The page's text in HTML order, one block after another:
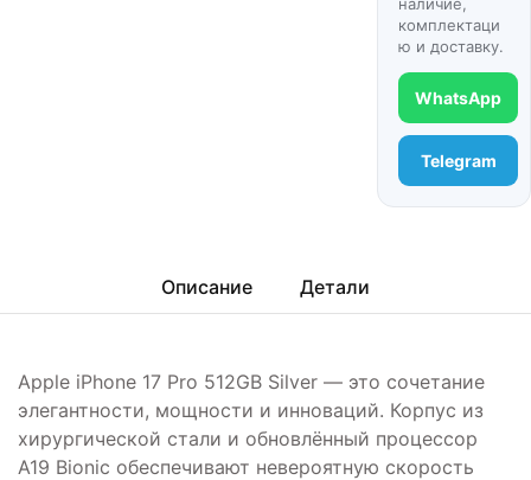
комплектаци
ю и доставку.
WhatsApp
Telegram
Описание Детали
Apple iPhone 17 Pro 512GB Silver — это сочетание
элегантности, мощности и инноваций. Корпус из
хирургической стали и обновлённый процессор
A19 Bionic обеспечивают невероятную скорость